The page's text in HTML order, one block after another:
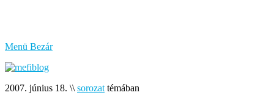
Menü Bezár
2007. június 18. \\ sorozat témában